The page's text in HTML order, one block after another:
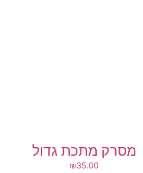
מסרק מתכת גדול
₪35.00